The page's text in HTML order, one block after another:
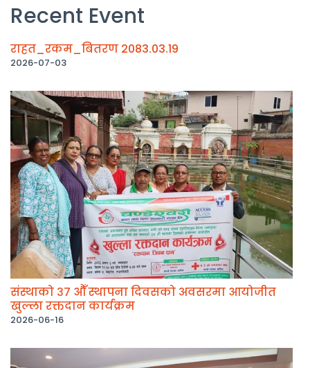
Recent Event
राहत_रकम_बितरण 2083.03.19
2026-07-03
संस्थाको ३७ औँ स्थापना दिवसको अवसरमा आयोजीत
खुल्ला रक्तदान कार्यक्रम
2026-06-16